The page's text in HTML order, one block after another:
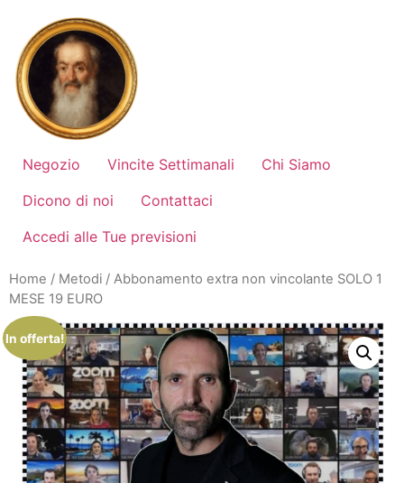
contenuto
Negozio Vincite Settimanali
Chi Siamo
Dicono di noi
Contattaci
Accedi alle Tue previsioni
Home / Metodi / Abbonamento extra non vincolante SOLO 1
MESE 19 EURO
In offerta!